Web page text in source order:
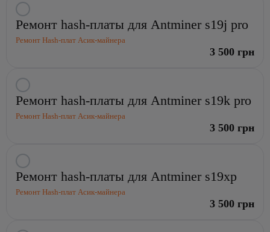
s19
pro
hydro
Выбрать
услугу:
Ремонт
Antminer
s19j
Ремонт hash-платы для Antminer s19j pro
Ремонт Hash-плат Асик-майнера
3 500 грн
Выбрать
услугу:
Ремонт
Antminer
s19k
Ремонт hash-платы для Antminer s19k pro
Ремонт Hash-плат Асик-майнера
3 500 грн
Выбрать
услугу:
Ремонт
Ремонт hash-платы для Antminer s19xp
Ремонт Hash-плат Асик-майнера
3 500 грн